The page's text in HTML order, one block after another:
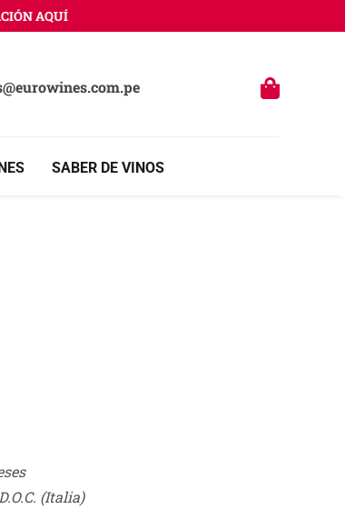
AQUÍ
SABER DE VINOS
(Italia)